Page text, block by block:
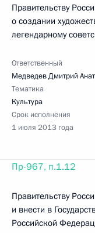
Правительству
о создании
легендарному
Ответственный
Медведев Дмитрий
Тематика
Культура
Срок исполнения
1 июля 2013 года
Пр-967, п.1.12
Правительству
и внести в
Российской